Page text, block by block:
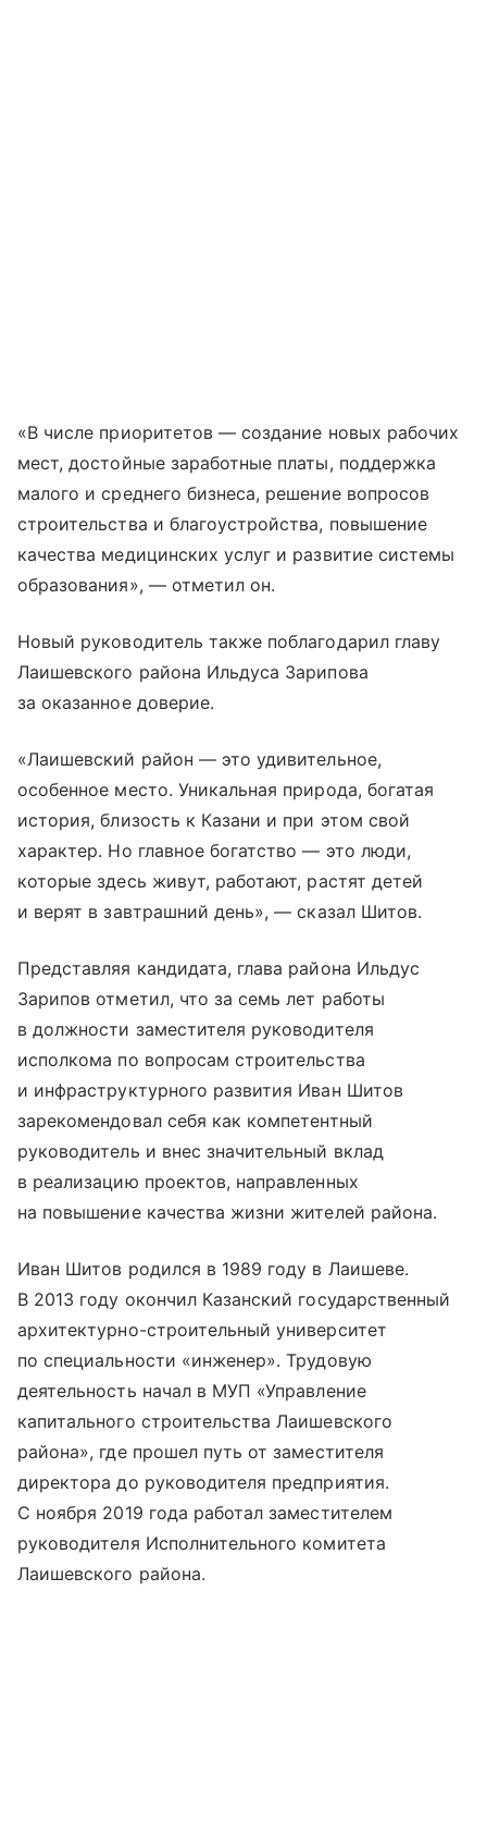
«В числе приоритетов — создание новых рабочих
мест, достойные заработные платы, поддержка
малого и среднего бизнеса, решение вопросов
строительства и благоустройства, повышение
качества медицинских услуг и развитие системы
образования», — отметил он.
Новый руководитель также поблагодарил главу
Лаишевского района Ильдуса Зарипова
за оказанное доверие.
«Лаишевский район — это удивительное,
особенное место. Уникальная природа, богатая
история, близость к Казани и при этом свой
характер. Но главное богатство — это люди,
которые здесь живут, работают, растят детей
и верят в завтрашний день», — сказал Шитов.
Представляя кандидата, глава района Ильдус
Зарипов отметил, что за семь лет работы
в должности заместителя руководителя
исполкома по вопросам строительства
и инфраструктурного развития Иван Шитов
зарекомендовал себя как компетентный
руководитель и внес значительный вклад
в реализацию проектов, направленных
на повышение качества жизни жителей района.
Иван Шитов родился в 1989 году в Лаишеве.
В 2013 году окончил Казанский государственный
архитектурно-строительный университет
по специальности «инженер». Трудовую
деятельность начал в МУП «Управление
капитального строительства Лаишевского
района», где прошел путь от заместителя
директора до руководителя предприятия.
С ноября 2019 года работал заместителем
руководителя Исполнительного комитета
Лаишевского района.